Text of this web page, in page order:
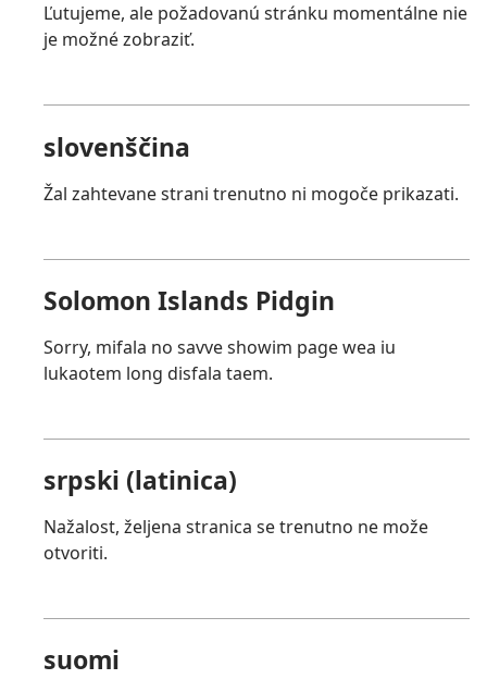
Ľutujeme, ale požadovanú stránku momentálne nie
je možné zobraziť.
slovenščina
Žal zahtevane strani trenutno ni mogoče prikazati.
Solomon Islands Pidgin
Sorry, mifala no savve showim page wea iu
lukaotem long disfala taem.
srpski (latinica)
Nažalost, željena stranica se trenutno ne može
otvoriti.
suomi